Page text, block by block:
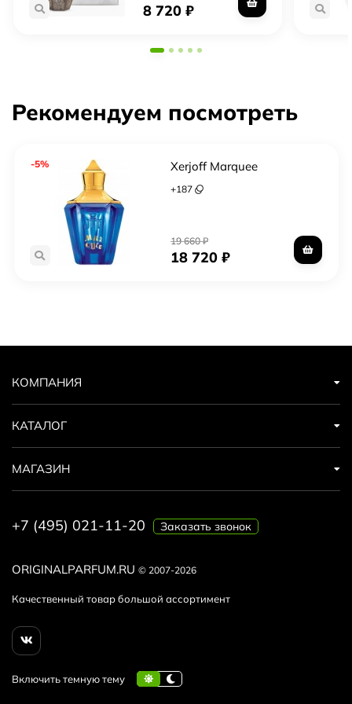
8 720₽
Рекомендуем посмотреть
-5% Xerjoff Marquee
+187
19 660₽
18 720 ₽
ORIGINALPARFUM.RU © 2007-2026
Качественный товар большой ассортимент
КОМПАНИЯ
КАТАЛОГ
МАГАЗИН
+7 (495) 021-11-20 Заказать звонок